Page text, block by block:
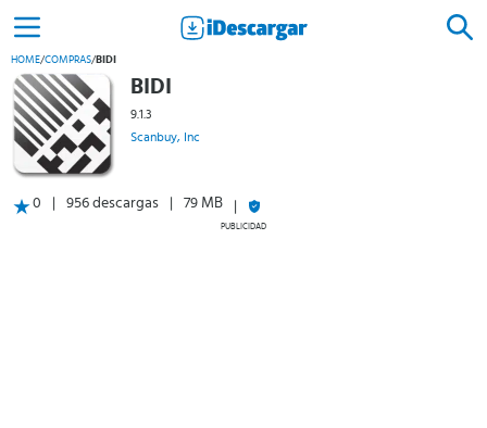
HOME/COMPRAS/ BIDI
BIDI
9.1.3
Scanbuy, Inc
0 956 descargas 79 MB
PUBLICIDAD